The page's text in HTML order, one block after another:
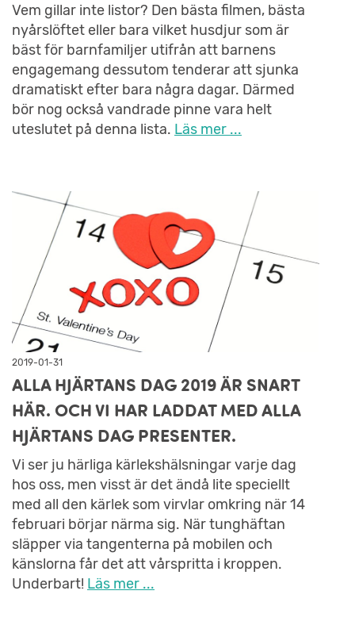
Vem gillar inte listor? Den bästa filmen, bästa
nyårslöftet eller bara vilket husdjur som är
bäst för barnfamiljer utifrån att barnens
engagemang dessutom tenderar att sjunka
dramatiskt efter bara några dagar. Därmed
bör nog också vandrade pinne vara helt
uteslutet på denna lista. Läs mer ...
2019-01-31
ALLA HJÄRTANS DAG 2019 ÄR SNART
HÄR. OCH VI HAR LADDAT MED ALLA
HJÄRTANS DAG PRESENTER.
Vi ser ju härliga kärlekshälsningar varje dag
hos oss, men visst är det ändå lite speciellt
med all den kärlek som virvlar omkring när 14
februari börjar närma sig. När tunghäftan
släpper via tangenterna på mobilen och
känslorna får det att vårspritta i kroppen.
Underbart! Läs mer ...